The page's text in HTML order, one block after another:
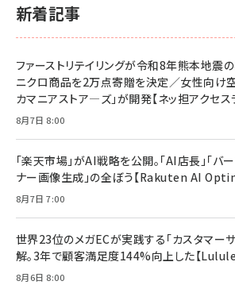
￥1,815
マーケティングの真実 P&G
￥2,200
anan(アンアン)2026/07/
年後半、あなたの恋と運命
￥880
ママ投資家が育休中に１億
￥1,870
￥1,980
￥2,750
フィードバック経営 「沈黙の
Amazonランキングをも
新着記事
ファーストリテイリングが令和8年熊本地震
ニクロ商品を2万点寄贈を決定／女性向け空
カマニアストア―ズ」が開発【ネッ担アクセス
8月7日 8:00
「楽天市場」がAI戦略を公開。「AI店長」「バ
ナー画像生成」の全ぼう【Rakuten AI
8月7日 7:00
世界23位のメガECが実践する「カスタマー
解。3年で顧客満足度144%向上した【
8月6日 8:00